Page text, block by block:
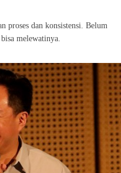
proses dan konsistensi. Belum
melewatinya.